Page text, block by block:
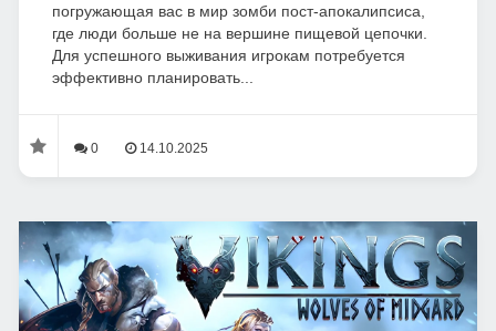
погружающая вас в мир зомби пост-апокалипсиса,
где люди больше не на вершине пищевой цепочки.
Для успешного выживания игрокам потребуется
эффективно планировать...
0 14.10.2025